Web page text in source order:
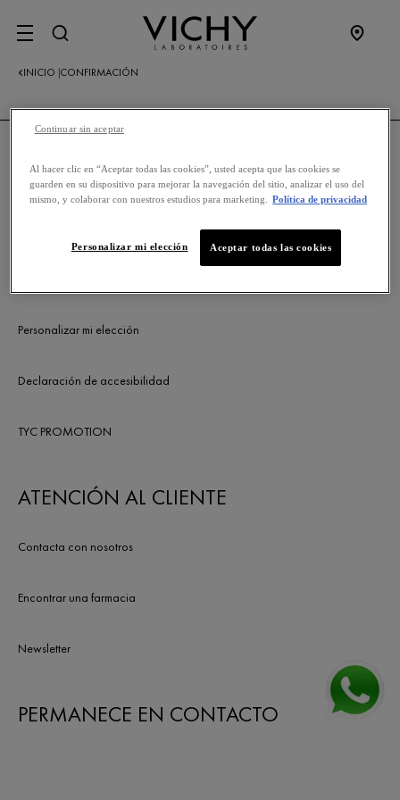
SITE MENU
INICIO CONFIRMACIÓN
NUESTRA POLÍTICA
Personalizar mi elección
Declaración de accesibilidad
TYC PROMOTION
ATENCIÓN AL CLIENTE
Contacta con nosotros
Encontrar una farmacia
Newsletter
PERMANECE EN CONTACTO
Al hacer clic en “Aceptar todas las cookies”, usted acepta que las cookies se
guarden en su dispositivo para mejorar la navegación del sitio, analizar el uso del
mismo, y colaborar con nuestros estudios para marketing.
Política de privacidad
Aceptar todas las cookies
Personalizar mi elección
Continuar sin aceptar